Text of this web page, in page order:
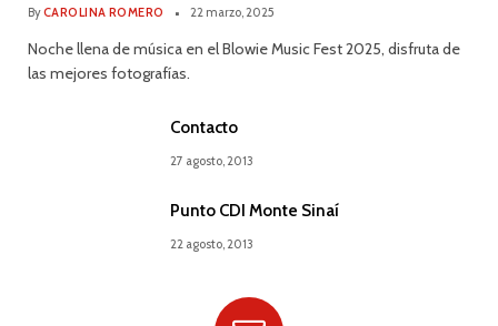
ByCAROLINA ROMERO 22 marzo, 2025
Noche llena de música en el Blowie Music Fest 2025, disfruta de
las mejores fotografías.
Contacto
27 agosto, 2013
Punto CDI Monte Sinaí
22 agosto, 2013